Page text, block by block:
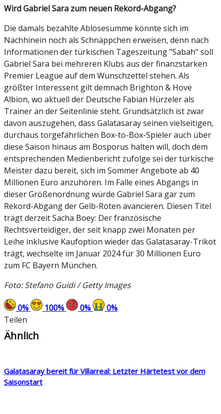
Wird Gabriel Sara zum neuen Rekord-Abgang?
Die damals bezahlte Ablösesumme könnte sich im
Nachhinein noch als Schnäppchen erweisen, denn nach
Informationen der türkischen Tageszeitung "Sabah" soll
Gabriel Sara bei mehreren Klubs aus der finanzstarken
Premier League auf dem Wunschzettel stehen. Als
größter Interessent gilt demnach Brighton & Hove
Albion, wo aktuell der Deutsche Fabian Hürzeler als
Trainer an der Seitenlinie steht. Grundsätzlich ist zwar
davon auszugehen, dass Galatasaray seinen vielseitigen,
durchaus torgefährlichen Box-to-Box-Spieler auch über
diese Saison hinaus am Bosporus halten will, doch dem
entsprechenden Medienbericht zufolge sei der türkische
Meister dazu bereit, sich im Sommer Angebote ab 40
Millionen Euro anzuhören. Im Falle eines Abgangs in
dieser Größenordnung würde Gabriel Sara gar zum
Rekord-Abgang der Gelb-Roten avancieren. Diesen Titel
trägt derzeit Sacha Boey: Der französische
Rechtsverteidiger, der seit knapp zwei Monaten per
Leihe inklusive Kaufoption wieder das Galatasaray-Trikot
trägt, wechselte im Januar 2024 für 30 Millionen Euro
zum FC Bayern München.
Foto: Stefano Guidi / Getty Images
0% 100% 0% 0%
Teilen
Ähnlich
Galatasaray bereit für Villarreal: Letzter Härtetest vor dem
Saisonstart